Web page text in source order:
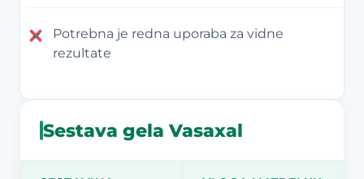
Potrebna je redna uporaba za vidne
rezultate
Sestava gela Vasaxal